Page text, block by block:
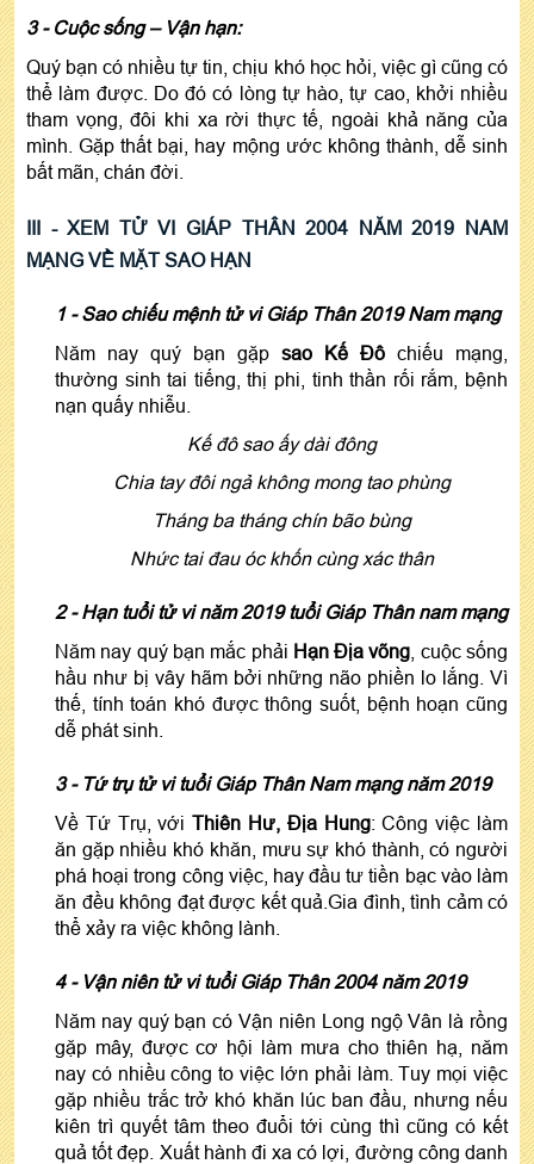
3 - Cuộc sống – Vận hạn:
Quý bạn có nhiều tự tin, chịu khó học hỏi, việc gì cũng có
thể làm được. Do đó có lòng tự hào, tự cao, khởi nhiều
tham vọng, đôi khi xa rời thực tế, ngoài khả năng của
mình. Gặp thất bại, hay mộng ước không thành, dễ sinh
bất mãn, chán đời.
III - XEM TỬ VI GIÁP THÂN 2004 NĂM 2019 NAM
MẠNG VỀ MẶT SAO HẠN
1 - Sao chiếu mệnh tử vi Giáp Thân 2019 Nam mạng
Năm nay quý bạn gặp sao Kế Đô chiếu mạng,
thường sinh tai tiếng, thị phi, tinh thần rối rắm, bệnh
nạn quấy nhiễu.
Kế đô sao ấy dài đông
Chia tay đôi ngả không mong tao phùng
Tháng ba tháng chín bão bùng
Nhức tai đau óc khốn cùng xác thân
2 - Hạn tuổi tử vi năm 2019 tuổi Giáp Thân nam mạng
Năm nay quý bạn mắc phải Hạn Địa võng , cuộc sống
hầu như bị vây hãm bởi những não phiền lo lắng. Vì
thế, tính toán khó được thông suốt, bệnh hoạn cũng
dễ phát sinh.
3 - Tứ trụ tử vi tuổi Giáp Thân Nam mạng năm 2019
Về Tứ Trụ, vớiThiên Hư, Địa Hung: Công việc làm
ăn gặp nhiều khó khăn, mưu sự khó thành, có người
phá hoại trong công việc, hay đầu tư tiền bạc vào làm
ăn đều không đạt được kết quả.Gia đình, tình cảm có
thể xảy ra việc không lành.
4 - Vận niên tử vi tuổi Giáp Thân 2004 năm 2019
Năm nay quý bạn có Vận niên Long ngộ Vân là rồng
gặp mây, được cơ hội làm mưa cho thiên hạ, năm
nay có nhiều công to việc lớn phải làm. Tuy mọi việc
gặp nhiều trắc trở khó khăn lúc ban đầu, nhưng nếu
kiên trì quyết tâm theo đuổi tới cùng thì cũng có kết
quả tốt đẹp. Xuất hành đi xa có lợi, đường công danh